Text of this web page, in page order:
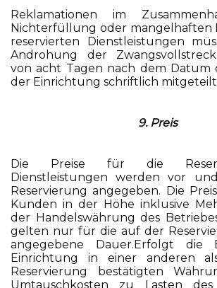
Reklamationen im
Nichterfüllung oder mangelhaften
reservierten Dienstleistungen
Androhung der
von acht Tagen nach dem Datum
der Einrichtung schriftlich
9. Preis
Die Preise für die
Dienstleistungen werden vor
Reservierung angegeben. Die
Kunden in der Höhe inklusive
der Handelswährung des
gelten nur für die auf der
angegebene Dauer.Erfolgt die
Einrichtung in einer anderen
Reservierung bestätigten
Umtauschkosten zu Lasten